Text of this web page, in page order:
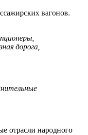
вагонов.
дорога,
отрасли народного